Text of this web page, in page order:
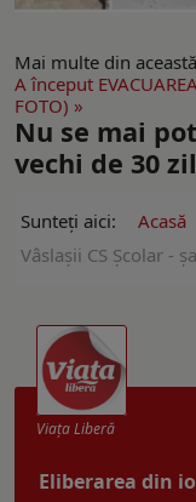
Mai multe din
A început
FOTO) »
Nu se mai
vechi de 30
Sunteți aici: Acasă
Vâslașii CS Școlar -
Viaţa Liberă
Eliberarea din